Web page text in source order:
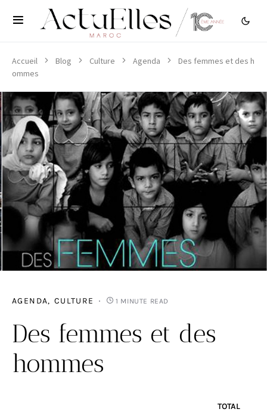
Accueil Blog Culture Agenda
Des femmes et des h
ommes
AGENDA CULTURE 1 MINUTE READ
Des femmes et des
hommes
TOTAL